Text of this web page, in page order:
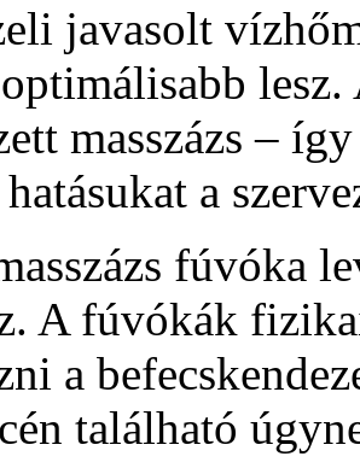
javasolt
masszázs –
a
fúvóka
A fúvókák
a
található